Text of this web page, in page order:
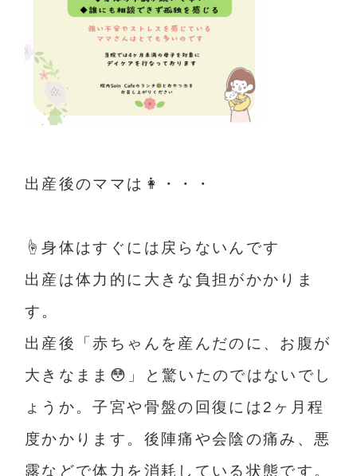
出産後のママは👩・・・
☝️身体はすぐには戻らないんです
出産は体力的に大きな負担がかかりま
す。
出産後「赤ちゃんを産んだのに、お腹が
大きなまま😳」と驚いたのではないでし
ょうか。子宮や骨盤の回復には2ヶ月程
度かかります。後陣痛や会陰の痛み、悪
露などで体力を消耗している状態です。